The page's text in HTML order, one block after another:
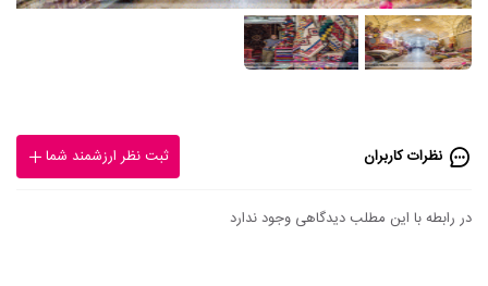
نظرات کاربران ثبت نظر ارزشمند شما
در رابطه با این مطلب دیدگاهی وجود ندارد